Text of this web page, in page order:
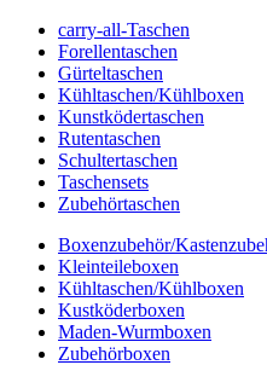
carry-all-Taschen
Forellentaschen
Gürteltaschen
Kühltaschen/Kühlboxen
Kunstködertaschen
Rutentaschen
Schultertaschen
Taschensets
Zubehörtaschen
Boxenzubehör/
Kleinteileboxen
Kühltaschen/Kühlboxen
Kustköderboxen
Maden-Wurmboxen
Zubehörboxen